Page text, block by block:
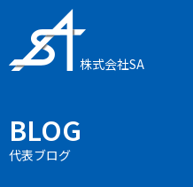
株式会社SA
BLOG
代表ブログ